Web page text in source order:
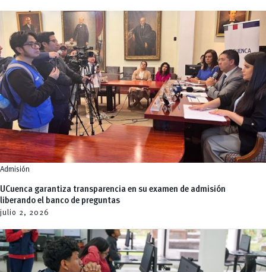
julio 2, 2026
Admisión
UCuenca garantiza transparencia en su examen de admisión
liberando el banco de preguntas